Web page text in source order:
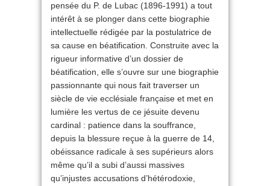
pensée du P. de Lubac (1896-1991) a tout
intérêt à se plonger dans cette biographie
intellectuelle rédigée par la postulatrice de
sa cause en béatification. Construite avec la
rigueur informative d’un dossier de
béatification, elle s’ouvre sur une biographie
passionnante qui nous fait traverser un
siècle de vie ecclésiale française et met en
lumière les vertus de ce jésuite devenu
cardinal : patience dans la souffrance,
depuis la blessure reçue à la guerre de 14,
obéissance radicale à ses supérieurs alors
même qu’il a subi d’aussi massives
qu’injustes accusations d’hétérodoxie,